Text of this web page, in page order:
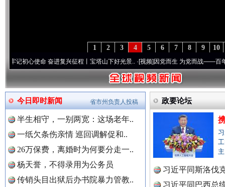
10
9
8
7
6
5
4
3
2
1
命 奋进复兴征程丨宝塔山下好光景..·[视频]因党而生 为党而战——百年“纪”事⑧加
今日即时新闻
半生相守，一别两宽：这场老年..
一纸欠条伤亲情 巡回调解促和..
26万保费，离婚时为何要分走一..
杨天誉，不得录用为公务员
传销头目出狱后办书院暴力管教..
省市州负责人投稿 政要论坛
习近平同斯洛伐
习近平同巴西总